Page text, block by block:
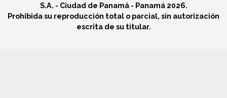
S.A. - Ciudad de Panamá - Panamá 2026.
Prohibida su reproducción total o parcial, sin autorización
escrita de su titular.